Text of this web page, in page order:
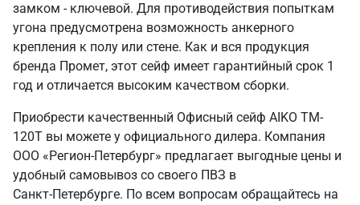
замком - ключевой. Для противодействия попыткам
угона предусмотрена возможность анкерного
крепления к полу или стене. Как и вся продукция
бренда Промет, этот сейф имеет гарантийный срок 1
год и отличается высоким качеством сборки.
Приобрести качественный Офисный сейф AIKO TM-
120T вы можете у официального дилера. Компания
ООО «Регион-Петербург» предлагает выгодные цены и
удобный самовывоз со своего ПВЗ в
Санкт‑Петербурге. По всем вопросам обращайтесь на